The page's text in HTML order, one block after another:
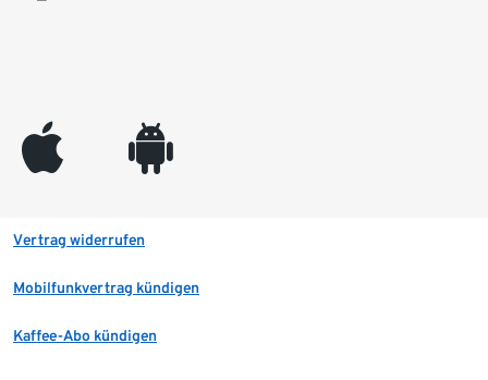
appleinc android
Vertrag widerrufen
Mobilfunkvertrag kündigen
Kaffee-Abo kündigen